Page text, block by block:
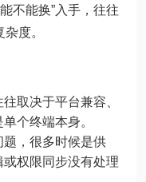
不能换”入手，往往
度。
取决于平台兼容、
个终端本身。
，很多时候是供
权限同步没有处理